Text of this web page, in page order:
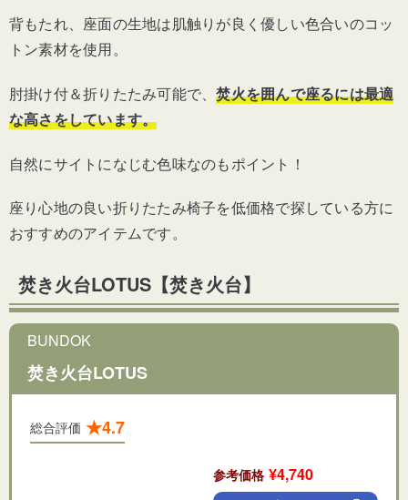
背もたれ、座面の生地は肌触りが良く優しい色合いのコッ
トン素材を使用。
肘掛け付＆折りたたみ可能で、焚火を囲んで座るには最適
な高さをしています。
自然にサイトになじむ色味なのもポイント！
座り心地の良い折りたたみ椅子を低価格で探している方に
おすすめのアイテムです。
焚き火台LOTUS【焚き火台】
BUNDOK
焚き火台LOTUS
総合評価 ★4.7
参考価格 ¥4,740